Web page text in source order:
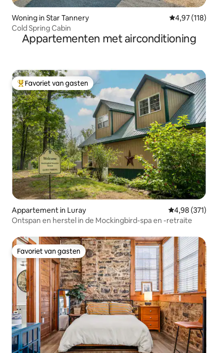
Woning in Star Tannery Gemiddelde
4,97 (118)
Cold Spring Cabin
Appartementen met airconditioning
Topfavoriet van gasten
Favoriet van gasten
Appartement in Luray Gemiddelde
4,98 (371)
Ontspan en herstel in de Mockingbird-spa en -retraite
Favoriet van gasten
Favoriet van gasten